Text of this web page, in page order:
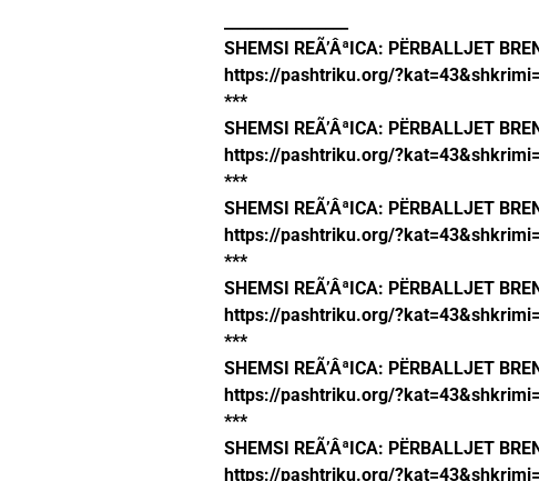
SHEMSI REÃ’ÂªICA: PËRBALLJET
https://pashtriku.org/
***
SHEMSI REÃ’ÂªICA: PËRBALLJET
https://pashtriku.org/
***
SHEMSI REÃ’ÂªICA: PËRBALLJET
https://pashtriku.org/
***
SHEMSI REÃ’ÂªICA: PËRBALLJET
https://pashtriku.org/
***
SHEMSI REÃ’ÂªICA: PËRBALLJET
https://pashtriku.org/
***
SHEMSI REÃ’ÂªICA: PËRBALLJET
https://pashtriku.org/